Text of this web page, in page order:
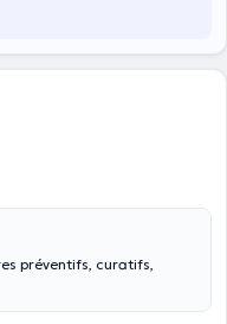
préventifs, curatifs,